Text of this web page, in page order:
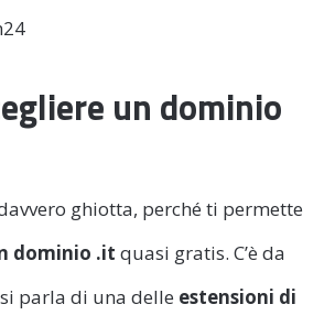
un dominio
ghiotta, perché ti permette
dominio .it quasi gratis. C’è da
parla di una delle estensioni di